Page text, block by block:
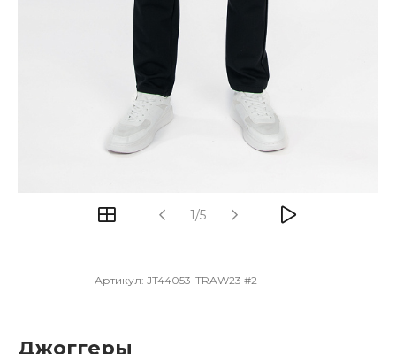
1/5
Артикул: JT44053-TRAW23 #2
Джоггеры